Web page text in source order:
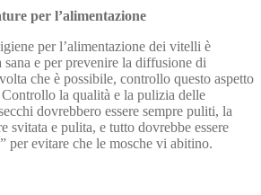
per l’alimentazione
per l’alimentazione dei vitelli è
sana e per prevenire la diffusione di
che è possibile, controllo questo aspetto
la qualità e la pulizia delle
dovrebbero essere sempre puliti, la
svitata e pulita, e tutto dovrebbe essere
per evitare che le mosche vi abitino.